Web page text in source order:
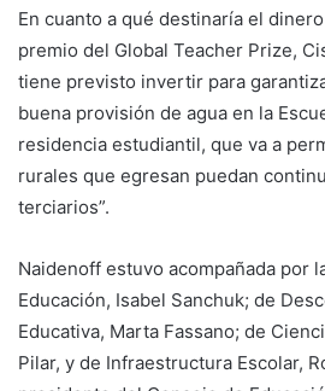
En cuanto a qué destinaría el
premio del Global Teacher Prize,
tiene previsto invertir para
buena provisión de agua en la
residencia estudiantil, que va a
rurales que egresan puedan
terciarios”.
Naidenoff estuvo acompañada por
Educación, Isabel Sanchuk; de
Educativa, Marta Fassano; de
Pilar, y de Infraestructura Escolar,